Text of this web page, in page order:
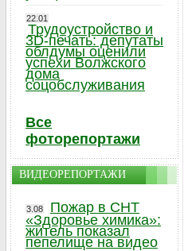
22.01
Трудоустройство и
3D-печать: депутаты
облдумы оценили
успехи Волжского
дома
соцобслуживания
Все
фоторепортажи
ВИДЕОРЕПОРТАЖИ
3.08
Пожар в СНТ
«Здоровье химика»:
житель показал
пепелище на видео